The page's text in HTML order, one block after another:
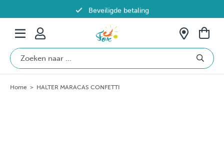
Beveiligde betaling
Gratis verzending vanaf €69 in België
Home > HALTER MARACAS CONFETTI